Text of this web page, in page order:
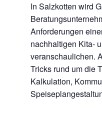
In Salzkotten wird
Anforderungen
nachhaltigen Kita-
veranschaulichen.
Tricks rund um die
Kalkulation,